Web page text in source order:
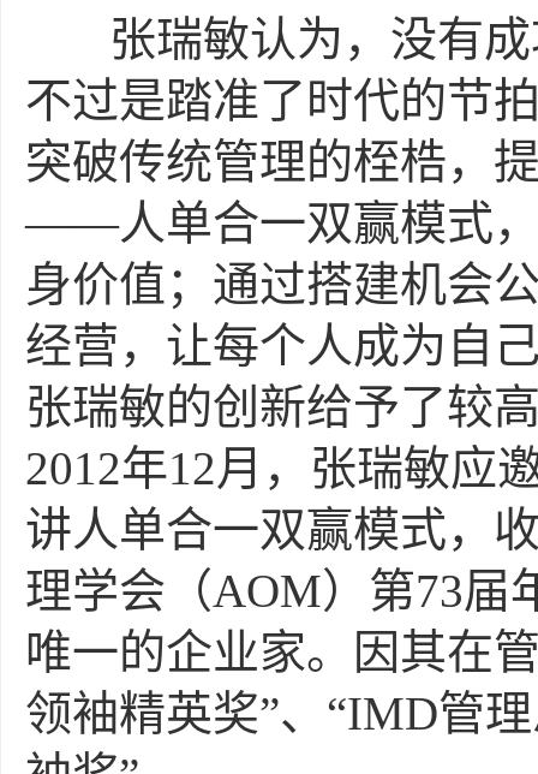
张瑞敏认为，没有成
不过是踏准了时代的节
突破传统管理的桎梏，
——人单合一双赢模式，
身价值；通过搭建机会
经营，让每个人成为自
张瑞敏的创新给予了较
2012年12月，张瑞敏应
讲人单合一双赢模式，
理学会（AOM）第73届
唯一的企业家。因其在
领袖精英奖”、“IMD管